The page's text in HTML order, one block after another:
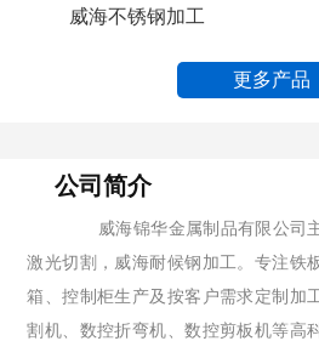
威海不锈钢加工
更多产品
公司简介
威海锦华金属制品有限公司
激光切割，威海耐候钢加工。专注铁
箱、控制柜生产及按客户需求定制加
割机、数控折弯机、数控剪板机等高